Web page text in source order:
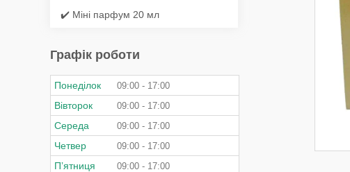
✔️ Міні парфум 20 мл
Графік роботи
Понеділок 09:00 17:00
Вівторок 09:00 17:00
Середа 09:00 17:00
Четвер 09:00 17:00
Пʼятниця 09:00 17:00